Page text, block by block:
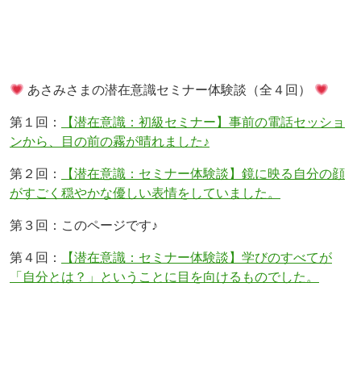
あさみさまの潜在意識セミナー体験談（全４回）
第１回：
【潜在意識：初級セミナー】事前の電話セッショ
ンから、目の前の霧が晴れました♪
第２回：
【潜在意識：セミナー体験談】鏡に映る自分の顔
がすごく穏やかな優しい表情をしていました。
第３回：このページです♪
第４回：
【潜在意識：セミナー体験談】学びのすべてが
「自分とは？」ということに目を向けるものでした。